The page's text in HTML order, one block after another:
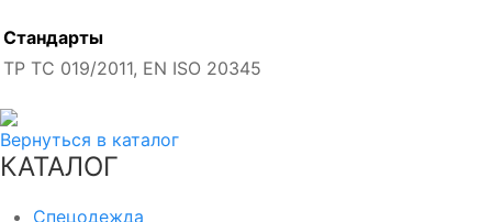
Стандарты
ТР ТС 019/2011, EN ISO 20345
Вернуться в каталог
КАТАЛОГ
Спецодежда